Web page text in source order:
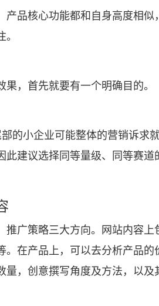
核心功能都和自身高度相似
首先就要有一个明确目的。
小企业可能整体的营销诉求
建议选择同等量级、同等赛道
策略三大方向。网站内容上
在产品上，可以去分析产品的
，创意撰写角度及方法，以及